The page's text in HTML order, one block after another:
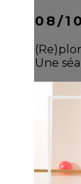
08/
Une